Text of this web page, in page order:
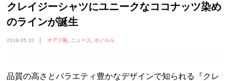
クレイジーシャツにユニークなココナッツ染め
のラインが誕生
2018.05.10 オアフ島 ニュース ホノルル
品質の高さとバラエティ豊かなデザインで知られる『クレ